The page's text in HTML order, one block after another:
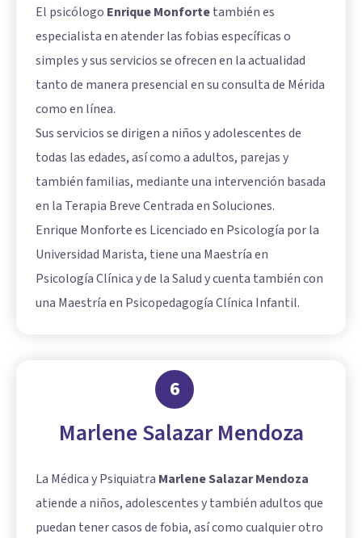
El psicólogo Enrique Monfortetambién es
especialista en atender las fobias específicas o
simples y sus servicios se ofrecen en la actualidad
tanto de manera presencial en su consulta de Mérida
como en línea.
Sus servicios se dirigen a niños y adolescentes de
todas las edades, así como a adultos, parejas y
también familias, mediante una intervención basada
en la Terapia Breve Centrada en Soluciones.
Enrique Monforte es Licenciado en Psicología por la
Universidad Marista, tiene una Maestría en
Psicología Clínica y de la Salud y cuenta también con
una Maestría en Psicopedagogía Clínica Infantil.
6
Marlene Salazar Mendoza
La Médica y Psiquiatra Marlene Salazar Mendoza
atiende a niños, adolescentes y también adultos que
puedan tener casos de fobia, así como cualquier otro